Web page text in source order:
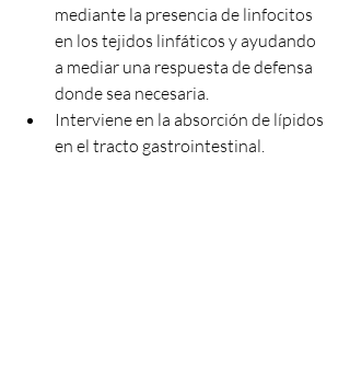
mediante la presencia de linfocitos
en los tejidos linfáticos y ayudando
a mediar una respuesta de defensa
donde sea necesaria.
Interviene en la absorción de lípidos
en el tracto gastrointestinal.